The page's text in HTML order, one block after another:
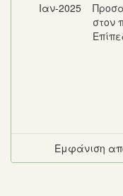
Ιαν-2025
στον
Εμφάνιση